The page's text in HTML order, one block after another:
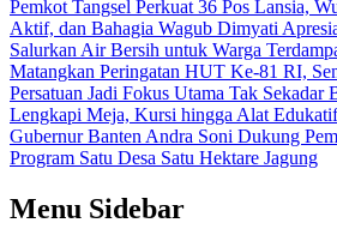
Pemkot Tangsel Perkuat 36 Pos Lansia,
Aktif, dan Bahagia Wagub Dimyati
Salurkan Air Bersih untuk Warga
Matangkan Peringatan HUT Ke-81 RI,
Persatuan Jadi Fokus Utama Tak Sekadar
Lengkapi Meja, Kursi hingga Alat
Gubernur Banten Andra Soni Dukung
Program Satu Desa Satu Hektare Jagung
Menu Sidebar